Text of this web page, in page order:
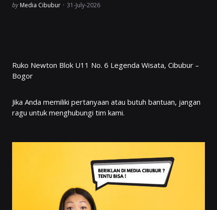
Posted
by Media Cibubur 31-July-2026
Ruko Newton Blok U11 No. 6 Legenda Wisata, Cibubur –
Bogor
Jika Anda memiliki pertanyaan atau butuh bantuan, jangan
ragu untuk menghubungi tim kami.